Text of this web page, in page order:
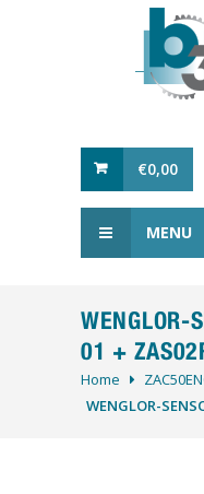
€0,00
MENU
WENGLOR-
01 +
Home
WENGLOR-